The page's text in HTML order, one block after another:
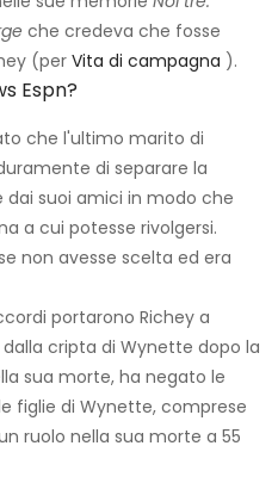
che credeva che fosse
(per Vita di campagna ).
Espn?
che l'ultimo marito di
di separare la
suoi amici in modo che
a cui potesse rivolgersi.
non avesse scelta ed era
portarono Richey a
cripta di Wynette dopo la
sua morte, ha negato le
figlie di Wynette, comprese
ruolo nella sua morte a 55